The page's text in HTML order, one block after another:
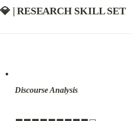
💎 | RESEARCH SKILL SET
Discourse Analysis